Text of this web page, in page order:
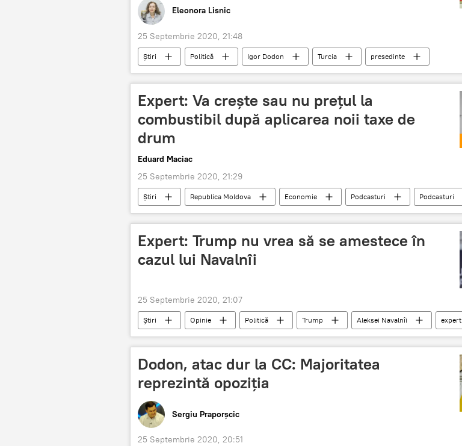
Eleonora Lisnic
25 Septembrie 2020, 21:48
Știri Politică Igor Dodon Turcia presedinte
Expert: Va crește sau nu prețul la
combustibil după aplicarea noii taxe de
drum
Eduard Maciac
25 Septembrie 2020, 21:29
Știri Republica Moldova Economie Podcasturi
Podcasturi
accize
pret la benzina Taxa de drumuri
Expert: Trump nu vrea să se amestece în
cazul lui Navalnîi
25 Septembrie 2020, 21:07
Știri Opinie Politică Trump Aleksei Navalnîi expert
Dodon, atac dur la CC: Majoritatea
reprezintă opoziția
Sergiu Praporșcic
25 Septembrie 2020, 20:51